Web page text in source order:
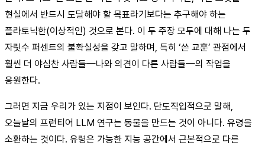
현실에서 반드시 도달해야 할 목표라기보다는 추구해야 하는
플라토닉한(이상적인) 것으로 본다. 이 두 주장 모두에 대해 나는 두
자릿수 퍼센트의 불확실성을 갖고 말하며, 특히 ‘쓴 교훈’ 관점에서
훨씬 더 야심찬 사람들—나와 의견이 다른 사람들—의 작업을
응원한다.
그러면 지금 우리가 있는 지점이 보인다. 단도직입적으로 말해,
오늘날의 프런티어 LLM 연구는 동물을 만드는 것이 아니다. 유령을
소환하는 것이다. 유령은 가능한 지능 공간에서 근본적으로 다른